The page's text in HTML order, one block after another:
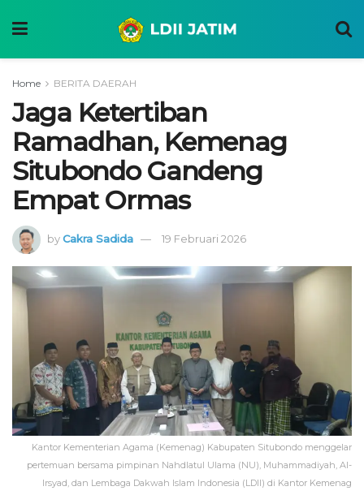
Home BERITA DAERAH
Jaga Ketertiban
Ramadhan, Kemenag
Situbondo Gandeng
Empat Ormas
byCakra Sadida 19 Februari 2026
Kantor Kementerian Agama (Kemenag) Kabupaten Situbondo menggelar
pertemuan bersama pimpinan Nahdlatul Ulama (NU), Muhammadiyah, Al-
Irsyad, dan Lembaga Dakwah Islam Indonesia (LDII) di Kantor Kemenag